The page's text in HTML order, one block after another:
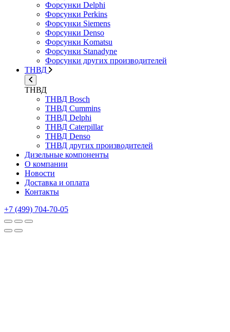
Форсунки Delphi
Форсунки Perkins
Форсунки Siemens
Форсунки Denso
Форсунки Komatsu
Форсунки Stanadyne
Форсунки других производителей
ТНВД
ТНВД
ТНВД Bosch
ТНВД Cummins
ТНВД Delphi
ТНВД Caterpillar
ТНВД Denso
ТНВД других производителей
Дизельные компоненты
О компании
Новости
Доставка и оплата
Контакты
+7 (499) 704-70-05